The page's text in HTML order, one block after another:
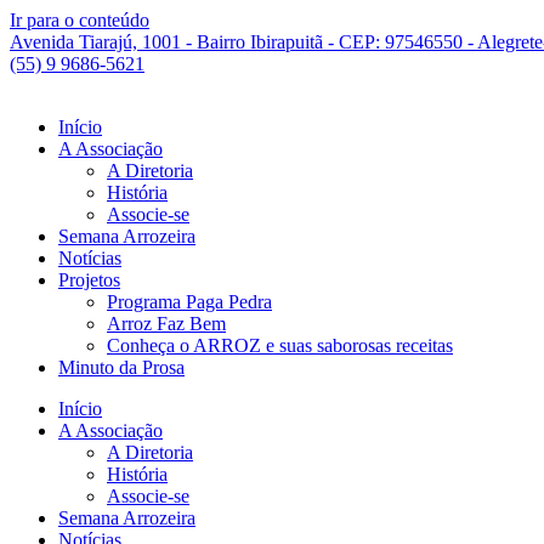
Ir para o conteúdo
Avenida Tiarajú, 1001 - Bairro Ibirapuitã - CEP: 97546550 -
(55) 9 9686-5621
Início
A Associação
A Diretoria
História
Associe-se
Semana Arrozeira
Notícias
Projetos
Programa Paga Pedra
Arroz Faz Bem
Conheça o ARROZ e suas saborosas receitas
Minuto da Prosa
Início
A Associação
A Diretoria
História
Associe-se
Semana Arrozeira
Notícias